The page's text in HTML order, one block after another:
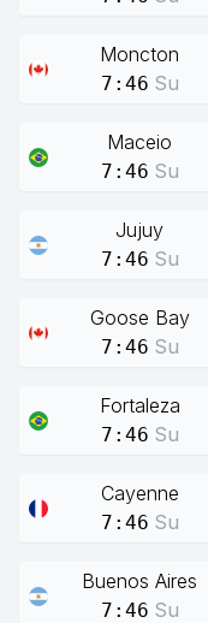
Moncton
7:46 Su
Maceio
7:46 Su
Jujuy
7:46 Su
Goose Bay
7:46 Su
Fortaleza
7:46 Su
Cayenne
7:46 Su
Buenos Aires
7:46 Su